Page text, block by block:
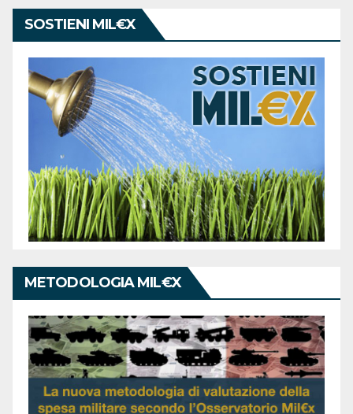
SOSTIENI MIL€X
METODOLOGIA MIL€X